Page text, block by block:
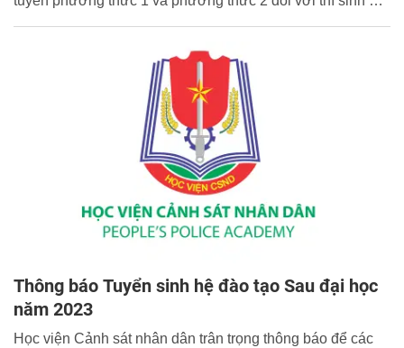
Thông báo Tuyển sinh hệ đào tạo Sau đại học
năm 2023
Học viện Cảnh sát nhân dân trân trọng thông báo để các